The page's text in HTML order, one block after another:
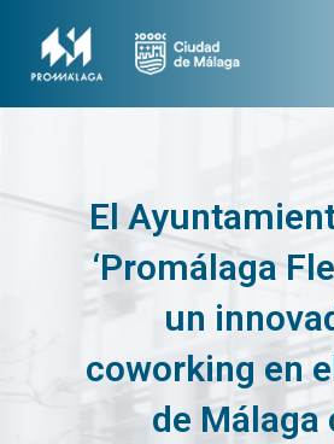
El
‘Promálaga
un
coworking en
de Málaga